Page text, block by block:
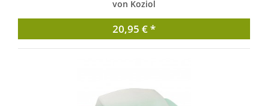
von Koziol
20,95 € *